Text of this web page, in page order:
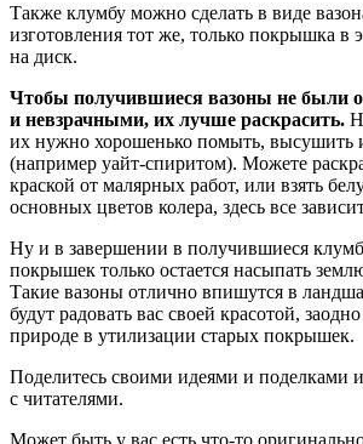
Также клумбу можно сделать в виде
изготовления тот же, только покрышка в
на диск.
Чтобы получившиеся вазоны не были
и невзрачными, их лучше раскрасить.
их нужно хорошенько помыть, высушить
(например уайт-спиритом). Можете
краской от малярных работ, или взять
основных цветов колера, здесь все
Ну и в завершении в получившиеся
покрышек только остается насыпать
Такие вазоны отлично впишутся в
будут радовать вас своей красотой,
природе в утилизации старых покрышек.
Поделитесь своими идеями и поделками
с читателями.
Может быть у вас есть что-то